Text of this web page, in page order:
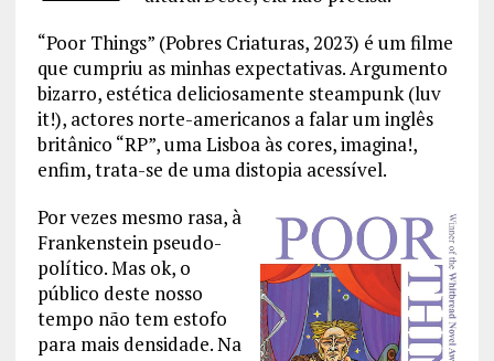
“Poor Things” (Pobres Criaturas, 2023) é um filme
que cumpriu as minhas expectativas. Argumento
bizarro, estética deliciosamente steampunk (luv
it!), actores norte-americanos a falar um inglês
britânico “RP”, uma Lisboa às cores, imagina!,
enfim, trata-se de uma distopia acessível.
Por vezes mesmo rasa, à
Frankenstein pseudo-
político. Mas ok, o
público deste nosso
tempo não tem estofo
para mais densidade. Na